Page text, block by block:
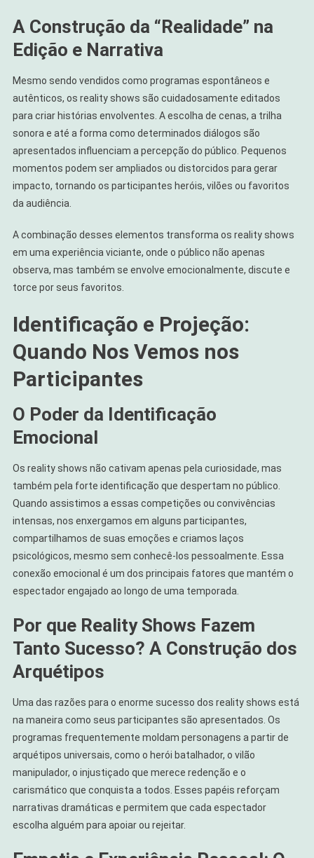
A Construção da “Realidade” na
Edição e Narrativa
Mesmo sendo vendidos como programas espontâneos e
autênticos, os reality shows são cuidadosamente editados
para criar histórias envolventes. A escolha de cenas, a trilha
sonora e até a forma como determinados diálogos são
apresentados influenciam a percepção do público. Pequenos
momentos podem ser ampliados ou distorcidos para gerar
impacto, tornando os participantes heróis, vilões ou favoritos
da audiência.
A combinação desses elementos transforma os reality shows
em uma experiência viciante, onde o público não apenas
observa, mas também se envolve emocionalmente, discute e
torce por seus favoritos.
Identificação e Projeção:
Quando Nos Vemos nos
Participantes
O Poder da Identificação
Emocional
Os reality shows não cativam apenas pela curiosidade, mas
também pela forte identificação que despertam no público.
Quando assistimos a essas competições ou convivências
intensas, nos enxergamos em alguns participantes,
compartilhamos de suas emoções e criamos laços
psicológicos, mesmo sem conhecê-los pessoalmente. Essa
conexão emocional é um dos principais fatores que mantém o
espectador engajado ao longo de uma temporada.
Por que Reality Shows Fazem
Tanto Sucesso? A Construção dos
Arquétipos
Uma das razões para o enorme sucesso dos reality shows está
na maneira como seus participantes são apresentados. Os
programas frequentemente moldam personagens a partir de
arquétipos universais, como o herói batalhador, o vilão
manipulador, o injustiçado que merece redenção e o
carismático que conquista a todos. Esses papéis reforçam
narrativas dramáticas e permitem que cada espectador
escolha alguém para apoiar ou rejeitar.